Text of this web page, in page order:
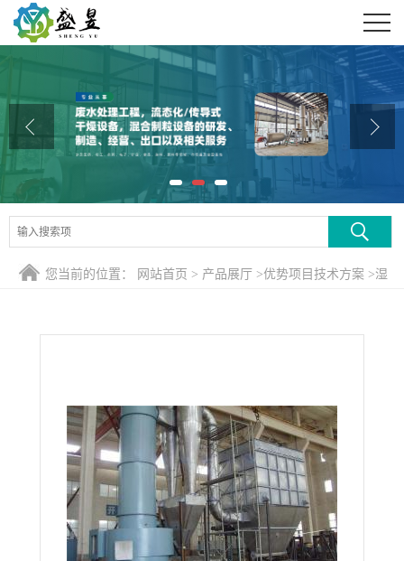
公司介绍
公司动态
产品展厅
证书荣誉
联系方式
您当前的位置： 网站首页 > 产品展厅 >优势项目技术方案 >湿